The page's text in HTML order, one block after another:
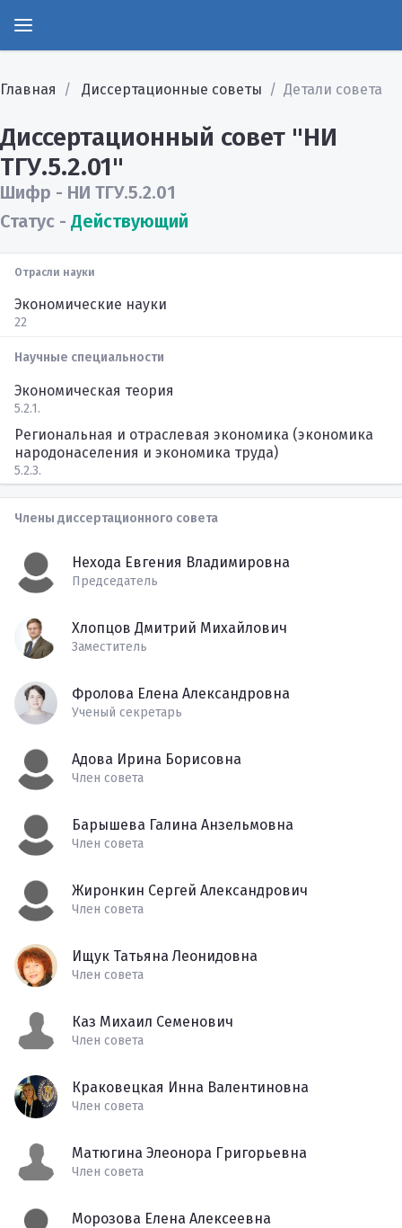
Главная Диссертационные советы Детали совета
Диссертационный совет "НИ
ТГУ.5.2.01"
Шифр - НИ ТГУ.5.2.01
Статус - Действующий
Отрасли науки
Экономические науки
22
Научные специальности
Экономическая теория
5.2.1.
Региональная и отраслевая экономика (экономика
народонаселения и экономика труда)
5.2.3.
Члены диссертационного совета
Нехода Евгения Владимировна
Председатель
Хлопцов Дмитрий Михайлович
Заместитель
Фролова Елена Александровна
Ученый секретарь
Адова Ирина Борисовна
Член совета
Барышева Галина Анзельмовна
Член совета
Жиронкин Сергей Александрович
Член совета
Ищук Татьяна Леонидовна
Член совета
Каз Михаил Семенович
Член совета
Краковецкая Инна Валентиновна
Член совета
Матюгина Элеонора Григорьевна
Член совета
Морозова Елена Алексеевна